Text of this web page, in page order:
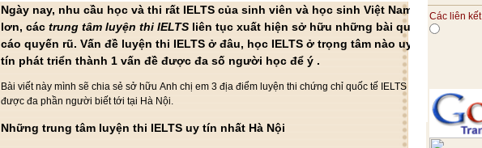
Các liên kết
Ngày nay, nhu cầu học và thi rất IELTS của sinh viên và học sinh Việt Nam rất
lơn, các trung tâm luyện thi IELTS liên tục xuất hiện sở hữu những bài quảng
cáo quyến rũ. Vấn đề luyện thi IELTS ở đâu, học IELTS ở trọng tâm nào uy
tín phát triển thành 1 vấn đề được đa số người học để ý .
Bài viết này mình sẽ chia sẻ sở hữu Anh chị em 3 địa điểm luyện thi chứng chỉ quốc tế IELTS
được đa phần người biếttới tại Hà Nội.
Những trung tâm luyện thi IELTS uy tín nhất Hà Nội